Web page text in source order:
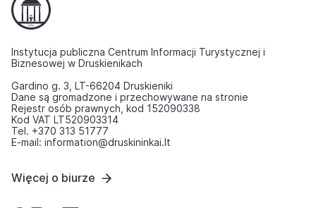
Instytucja publiczna Centrum Informacji Turystycznej i
Biznesowej w Druskienikach
Gardino g. 3, LT-66204 Druskieniki
Dane są gromadzone i przechowywane na stronie
Rejestr osób prawnych, kod 152090338
Kod VAT LT520903314
Tel. +370 313 51777
E-mail: information@druskininkai.lt
Więcej o biurze